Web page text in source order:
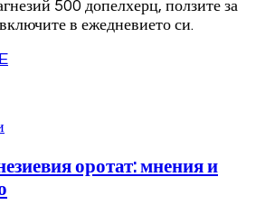
500 допелхерц, ползите за
в ежедневието си.
оротат: мнения и